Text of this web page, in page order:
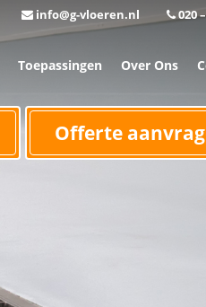
info@g-vloeren.nl 020
Toepassingen Over Ons
Offerte